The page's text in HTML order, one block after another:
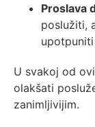
Proslava
poslužiti,
U svakoj od
olakšati
zanimljivijim.